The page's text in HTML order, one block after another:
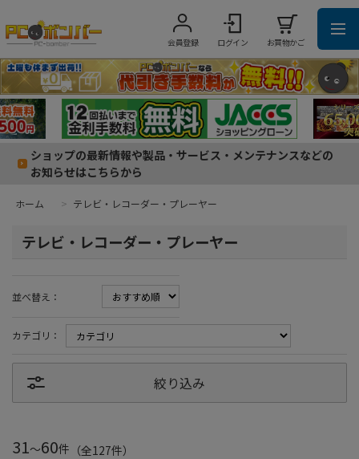
会員登録 ログイン お買物かご
ショップの最新情報や製品・サービス・メンテナンスなどの
お知らせはこちらから
ホーム > テレビ・レコーダー・プレーヤー
テレビ・レコーダー・プレーヤー
並べ替え：
カテゴリ：
絞り込み
31～60件 （全127件）